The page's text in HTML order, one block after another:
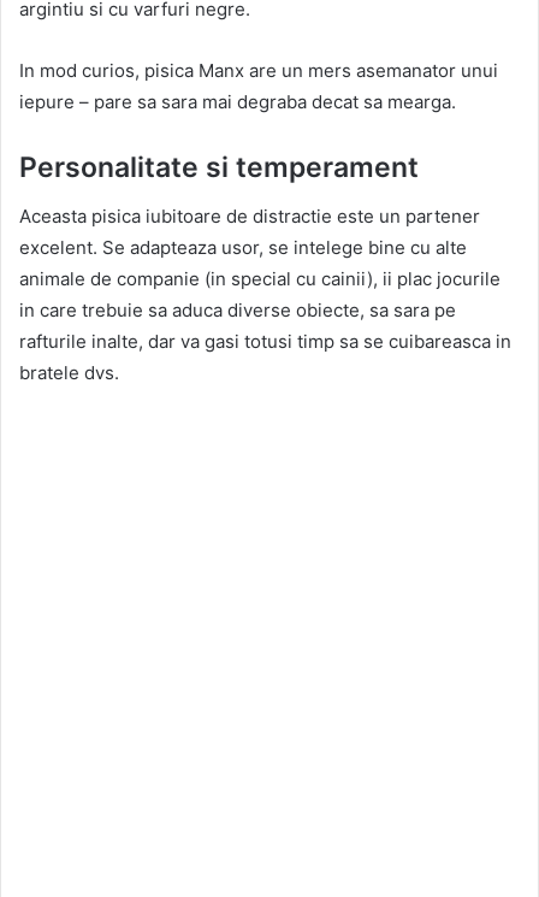
argintiu si cu varfuri negre.
In mod curios, pisica Manx are un mers asemanator unui
iepure – pare sa sara mai degraba decat sa mearga.
Personalitate si temperament
Aceasta pisica iubitoare de distractie este un partener
excelent. Se adapteaza usor, se intelege bine cu alte
animale de companie (in special cu cainii), ii plac jocurile
in care trebuie sa aduca diverse obiecte, sa sara pe
rafturile inalte, dar va gasi totusi timp sa se cuibareasca in
bratele dvs.